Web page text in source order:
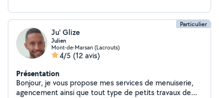
Particulier
Ju' Glize
Julien
Mont-de-Marsan (Lacrouts)
4/5 (12 avis)
Présentation
Bonjour, je vous propose mes services de menuiserie,
agencement ainsi que tout type de petits travaux de